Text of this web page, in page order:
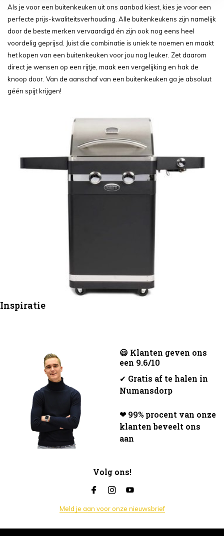
Als je voor een buitenkeuken uit ons aanbod kiest, kies je voor een
perfecte prijs-kwaliteitsverhouding. Alle buitenkeukens zijn namelijk
door de beste merken vervaardigd én zijn ook nog eens heel
voordelig geprijsd. Juist die combinatie is uniek te noemen en maakt
het kopen van een buitenkeuken voor jou nog leuker. Zet daarom
direct je wensen op een rijtje, maak een vergelijking en hak de
knoop door. Van de aanschaf van een buitenkeuken ga je absoluut
géén spijt krijgen!
Inspiratie
😃 Klanten geven ons
een 9.6/10
✔ Gratis af te halen in
Numansdorp
❤ 99% procent van onze
klanten beveelt ons
aan
Volg ons!
Meld je aan voor onze nieuwsbrief